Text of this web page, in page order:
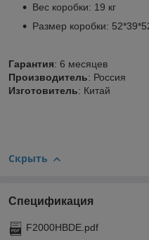
Вес коробки: 19 кг
Размер коробки:
Гарантия: 6 месяцев
Производитель: Россия
Изготовитель: Китай
Скрыть
Спецификация
F2000HВDE.pdf